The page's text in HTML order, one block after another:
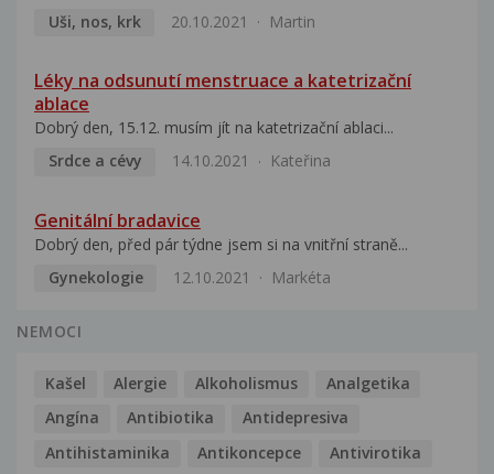
Uši, nos, krk
20.10.2021 Martin
Léky na odsunutí menstruace a katetrizační
ablace
Dobrý den, 15.12. musím jít na katetrizační ablaci...
Srdce a cévy
14.10.2021 Kateřina
Genitální bradavice
Dobrý den, před pár týdne jsem si na vnitřní straně...
Gynekologie
12.10.2021 Markéta
NEMOCI
Kašel Alergie Alkoholismus
Analgetika
Angína
Antibiotika
Antidepresiva
Antihistaminika
Antikoncepce Antivirotika